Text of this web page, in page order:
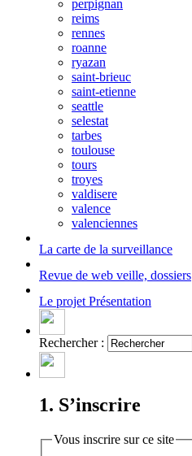
perpignan
reims
rennes
roanne
ryazan
saint-brieuc
saint-etienne
seattle
selestat
tarbes
toulouse
tours
troyes
valdisere
valence
valenciennes
La carte de la surveillance
Revue de web veille, dossiers
Le projet Présentation
Rechercher :
1. S’inscrire
Vous inscrire sur ce site